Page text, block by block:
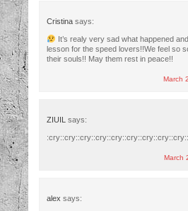
Cristina says:
It’s realy very sad what happened
lesson for the speed lovers!!We feel so
their souls!! May them rest in peace!!
March
ZIUIL says:
March
alex says: